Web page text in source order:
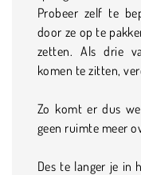
Probeer zelf te
door ze op te
zetten. Als drie
komen te zitten,
Zo komt er dus
geen ruimte meer
Des te langer je in